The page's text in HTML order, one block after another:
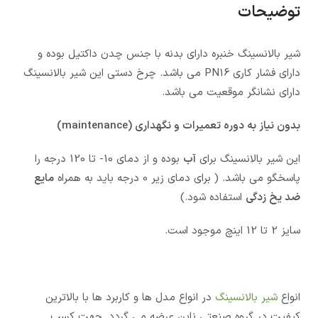
توضیحات
شیر بالانسینگ خنبره دارای بدنه با جنس چدن داکتیل بوده و
دارای فشار کاری PN16 می باشد. چرخ دستی این شیر بالانسینگ
دارای نشانگر موقعیت می باشد.
بدون نیاز به دوره تعمیرات و نگهداری (maintenance)
این شیر بالانسینگ برای آب
بوده و از دمای 10- تا 120 درجه را
پاسخگو می باشد. ( برای دمای زیر 0 درجه باید به همراه
مایع
ضد یخ زدگی استفاده شود.)
سایز 2 تا 12 اینچ موجود است.
انواع شیر بالانسینگ در انواع مدل ها و کاربرد ها با بالاترین